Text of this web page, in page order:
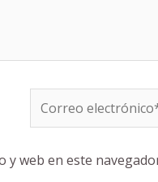
Correo
electrónico*
web en este